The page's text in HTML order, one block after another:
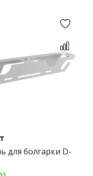
для болгарки D-